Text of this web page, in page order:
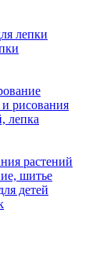
лепки
рисования
лепка
растений
шитье
детей